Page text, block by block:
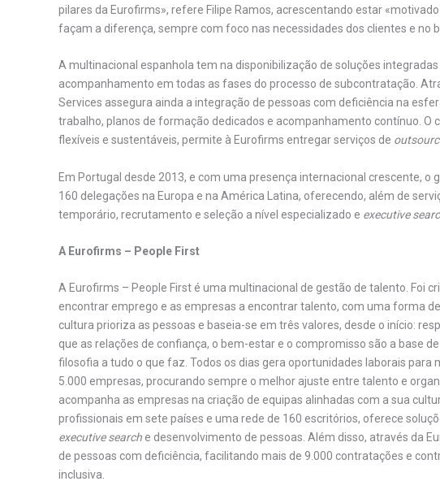
pilares da Eurofirms», refere Filipe Ramos, acrescentando estar
façam a diferença, sempre com foco nas necessidades dos clientes e no
A multinacional espanhola tem na disponibilização de soluções
acompanhamento em todas as fases do processo de subcontratação.
Services assegura ainda a integração de pessoas com deficiência na
trabalho, planos de formação dedicados e acompanhamento contínuo. O
flexíveis e sustentáveis, permite à Eurofirms entregar serviços de
Em Portugal desde 2013, e com uma presença internacional crescente,
160 delegações na Europa e na América Latina, oferecendo, além de
temporário, recrutamento e seleção a nível especializado e executive
A Eurofirms – People First
A Eurofirms – People First é uma multinacional de gestão de talento. Foi
encontrar emprego e as empresas a encontrar talento, com uma forma
cultura prioriza as pessoas e baseia-se em três valores, desde o início:
que as relações de confiança, o bem-estar e o compromisso são a base
filosofia a tudo o que faz. Todos os dias gera oportunidades laborais para
5.000 empresas, procurando sempre o melhor ajuste entre talento e
acompanha as empresas na criação de equipas alinhadas com a sua
profissionais em sete países e uma rede de 160 escritórios, oferece
executive search e desenvolvimento de pessoas. Além disso, através da
de pessoas com deficiência, facilitando mais de 9.000 contratações e
inclusiva.